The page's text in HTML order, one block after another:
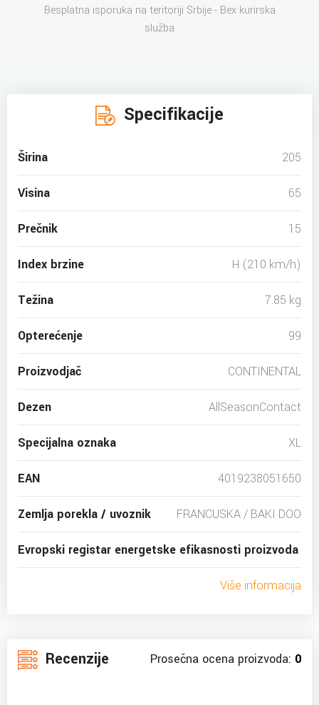
Besplatna isporuka na teritoriji Srbije - Bex kurirska
služba
Specifikacije
Širina 205
Visina 65
Prečnik 15
Index brzine H (210 km/h)
Težina 7.85 kg
Opterećenje 99
Proizvodjač CONTINENTAL
Dezen AllSeasonContact
Specijalna oznaka XL
EAN 4019238051650
Zemlja porekla / uvoznik FRANCUSKA / BAKI DOO
Evropski registar energetske efikasnosti proizvoda
Više informacija
Recenzije Prosečna ocena proizvoda: 0